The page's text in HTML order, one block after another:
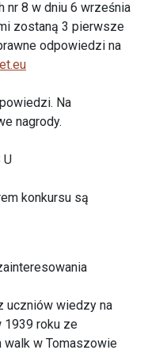
nr 8 w dniu 6 września
zostaną 3 pierwsze
odpowiedzi na
Na
nagrody.
U
konkursu są
uczniów wiedzy na
1939 roku ze
w Tomaszowie